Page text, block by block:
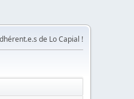
de Lo Capial !